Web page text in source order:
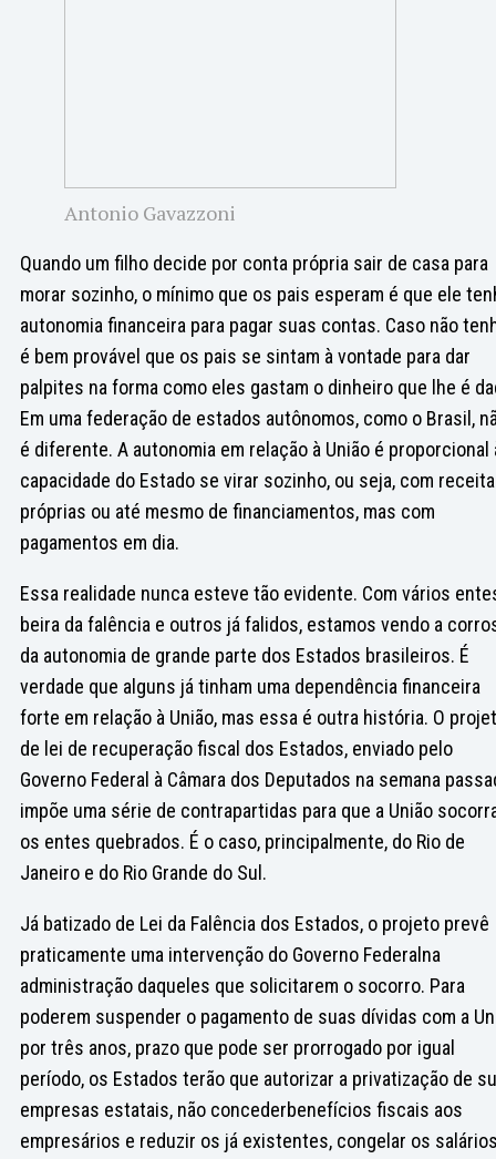
Antonio Gavazzoni
Quando um filho decide por conta própria sair de casa para
morar sozinho, o mínimo que os pais esperam é que ele
autonomia financeira para pagar suas contas. Caso não
é bem provável que os pais se sintam à vontade para dar
palpites na forma como eles gastam o dinheiro que lhe é
Em uma federação de estados autônomos, como o Brasil,
é diferente. A autonomia em relação à União é proporcional
capacidade do Estado se virar sozinho, ou seja, com
próprias ou até mesmo de financiamentos, mas com
pagamentos em dia.
Essa realidade nunca esteve tão evidente. Com vários
beira da falência e outros já falidos, estamos vendo a
da autonomia de grande parte dos Estados brasileiros. É
verdade que alguns já tinham uma dependência financeira
forte em relação à União, mas essa é outra história. O
de lei de recuperação fiscal dos Estados, enviado pelo
Governo Federal à Câmara dos Deputados na semana
impõe uma série de contrapartidas para que a União
os entes quebrados. É o caso, principalmente, do Rio de
Janeiro e do Rio Grande do Sul.
Já batizado de Lei da Falência dos Estados, o projeto prevê
praticamente uma intervenção do Governo Federalna
administração daqueles que solicitarem o socorro. Para
poderem suspender o pagamento de suas dívidas com a
por três anos, prazo que pode ser prorrogado por igual
período, os Estados terão que autorizar a privatização de
empresas estatais, não concederbenefícios fiscais aos
empresários e reduzir os já existentes, congelar os